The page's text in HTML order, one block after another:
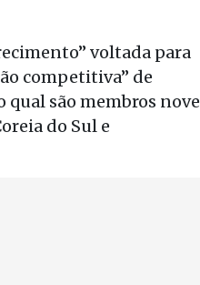
voltada para
competitiva” de
qual são membros nove
do Sul e